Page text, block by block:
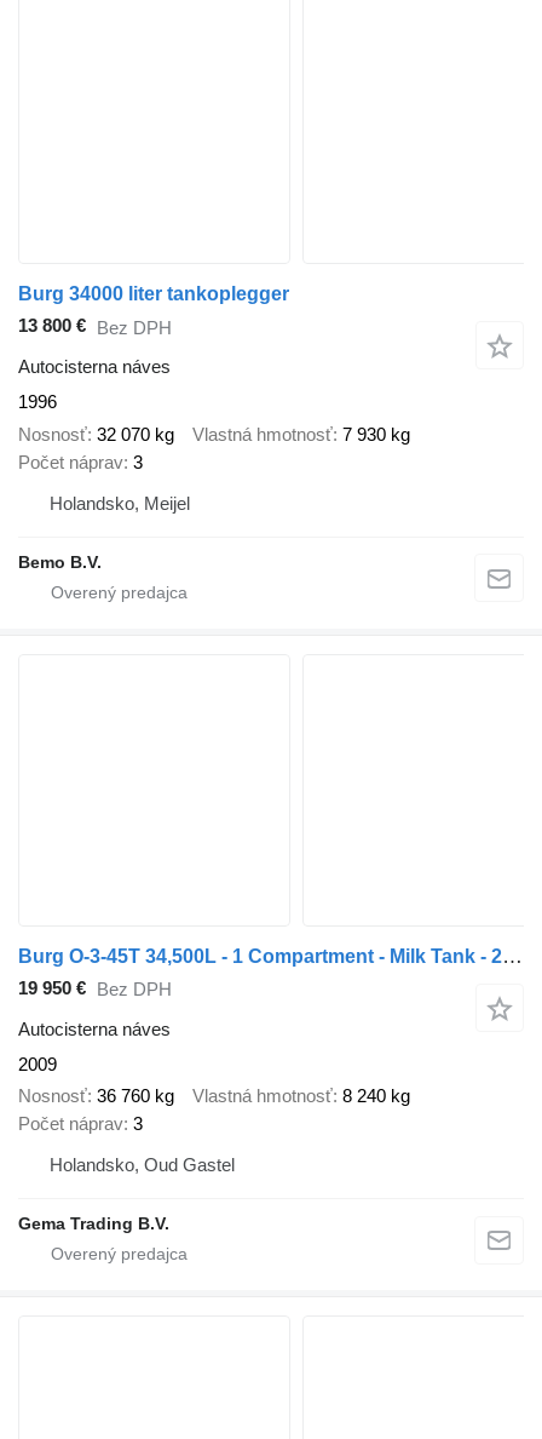
Burg 34000 liter tankoplegger
13 800 € Bez DPH
Autocisterna náves
1996
Nosnosť 32 070 kg Vlastná hmotnosť 7 930 kg
Počet náprav 3
Holandsko, Meijel
Bemo B.V.
Burg O-3-45T 34,500L - 1 Compartment - Milk Tank - 2 (Tridec) Steerin
19 950 € Bez DPH
Autocisterna náves
2009
Nosnosť 36 760 kg Vlastná hmotnosť 8 240 kg
Počet náprav 3
Holandsko, Oud Gastel
Gema Trading B.V.